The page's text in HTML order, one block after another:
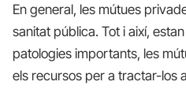
En general, les mútues
sanitat pública. Tot i així,
patologies importants, les
els recursos per a tractar-los